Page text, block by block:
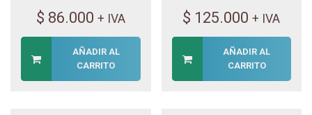
$ 86.000 + IVA
AÑADIR AL
CARRITO
$ 125.000 + IVA
AÑADIR AL
CARRITO